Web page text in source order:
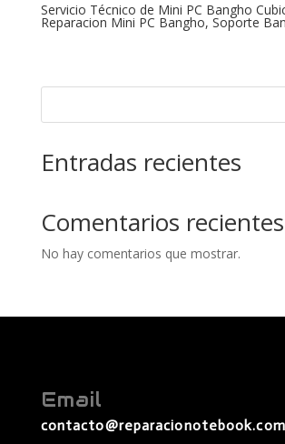
Servicio Técnico de Mini PC Bangho
Reparacion Mini PC Bangho, Soporte
Entradas recientes
Comentarios recientes
No hay comentarios que mostrar.
Email
contacto@reparacionotebook.com